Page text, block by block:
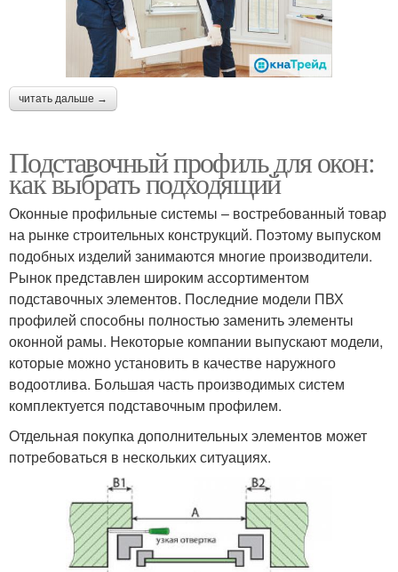
читать дальше →
Подставочный профиль для окон:
как выбрать подходящий
Оконные профильные системы – востребованный товар
на рынке строительных конструкций. Поэтому выпуском
подобных изделий занимаются многие производители.
Рынок представлен широким ассортиментом
подставочных элементов. Последние модели ПВХ
профилей способны полностью заменить элементы
оконной рамы. Некоторые компании выпускают модели,
которые можно установить в качестве наружного
водоотлива. Большая часть производимых систем
комплектуется подставочным профилем.
Отдельная покупка дополнительных элементов может
потребоваться в нескольких ситуациях.